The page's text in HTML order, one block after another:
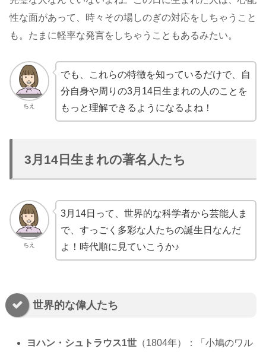
性な面があって、時々その場しのぎの対応をしちゃうこと
も。たまに軽率な発言をしちゃうこともあるみたい。
ちえ
でも、これらの特徴を知っているだけで、自
分自身や周りの3月14日生まれの人のことを
もっと理解できるようになるよね！
3月14日生まれの著名人たち
ちえ
3月14日って、世界的な科学者から芸能人ま
で、すっごく多彩な人たちの誕生日なんだ
よ！時代順に見ていこうか♪
世界的な偉人たち
ヨハン・シュトラウス1世 （1804年）：「小鳩のワル